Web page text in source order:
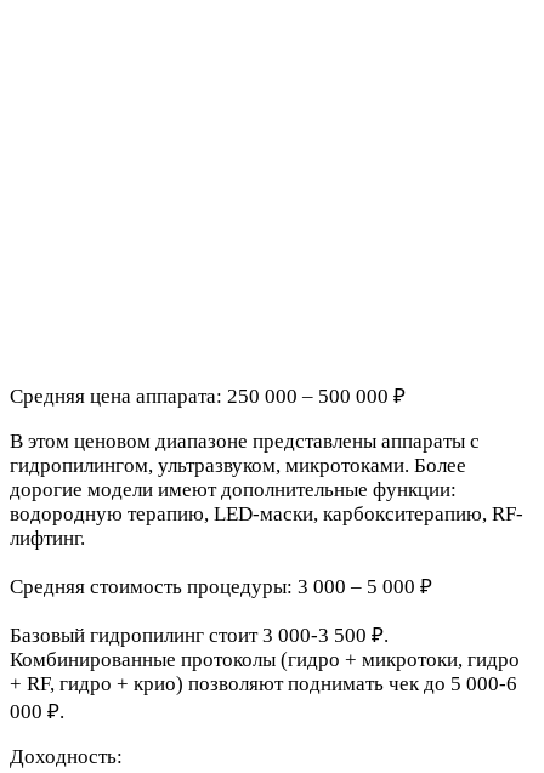
Средняя цена аппарата: 250 000 – 500 000 ₽
В этом ценовом диапазоне представлены аппараты с
гидропилингом, ультразвуком, микротоками. Более
дорогие модели имеют дополнительные функции:
водородную терапию, LED-маски, карбокситерапию, RF-
лифтинг.
Средняя стоимость процедуры: 3 000 – 5 000 ₽
Базовый гидропилинг стоит 3 000-3 500 ₽.
Комбинированные протоколы (гидро + микротоки, гидро
+ RF, гидро + крио) позволяют поднимать чек до 5 000-6
000 ₽.
Доходность: